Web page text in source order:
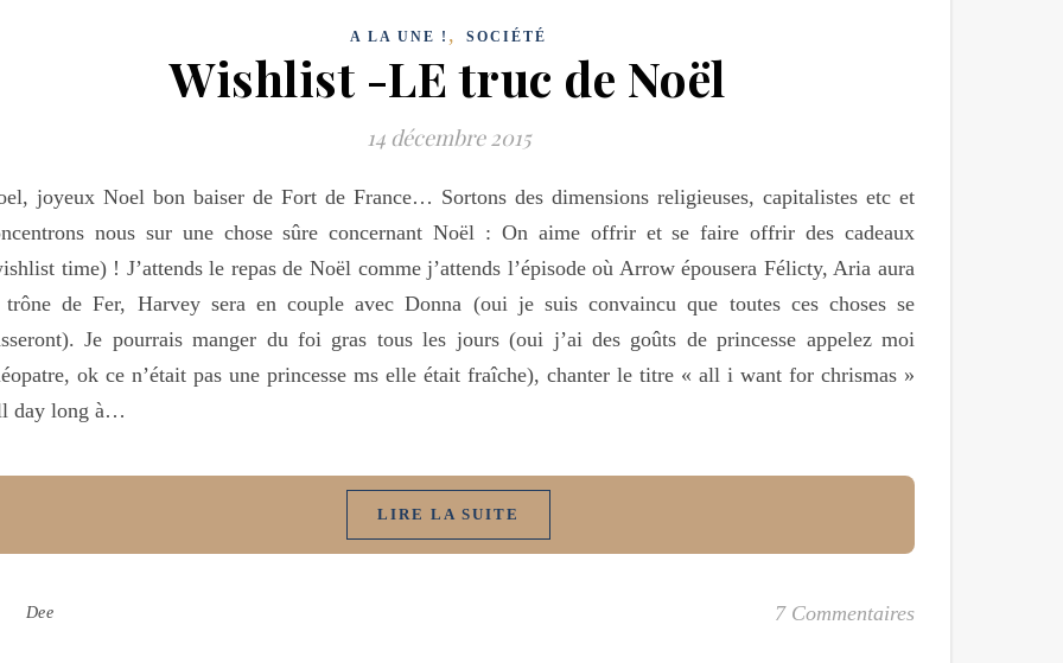
A LA UNE ! , SOCIÉTÉ
Wishlist -LE truc de Noël
14 décembre 2015
joyeux Noel bon baiser de Fort de France… Sortons des dimensions religieuses, capitalistes etc et
nous sur une chose sûre concernant Noël : On aime offrir et se faire offrir des cadeaux
time) ! J’attends le repas de Noël comme j’attends l’épisode où Arrow épousera Félicty, Aria aura
de Fer, Harvey sera en couple avec Donna (oui je suis convaincu que toutes ces choses se
Je pourrais manger du foi gras tous les jours (oui j’ai des goûts de princesse appelez moi
ok ce n’était pas une princesse ms elle était fraîche), chanter le titre « all i want for chrismas »
day long à…
LIRE LA SUITE
Dee 7 Commentaires